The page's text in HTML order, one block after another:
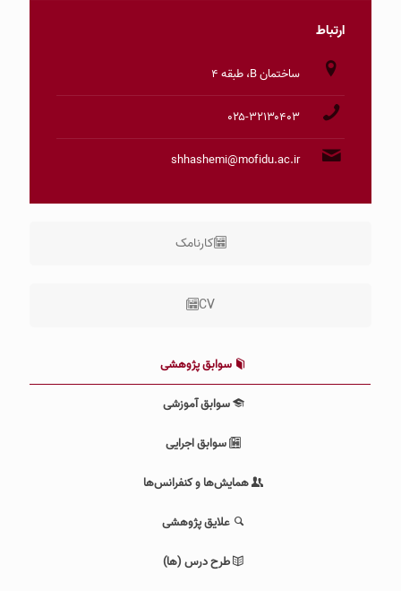
ارتباط
ساختمان B، طبقه ۴
۰۲۵-۳۲۱۳۰۴۰۳
shhashemi@mofidu.ac.ir
کارنامک
CV
سوابق پژوهشی
سوابق آموزشی
سوابق اجرایی
همایش‌ها و کنفرانس‌ها
علایق پژوهشی
طرح درس (ها)